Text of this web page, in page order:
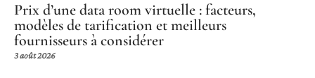
Prix d’une data room virtuelle : facteurs,
modèles de tarification et meilleurs
fournisseurs à considérer
3 août 2026